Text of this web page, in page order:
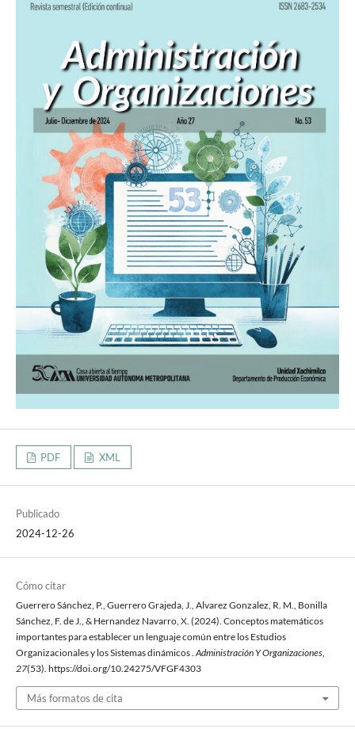
PDF XML
Publicado
2024-12-26
Cómo citar
Guerrero Sánchez, P., Guerrero Grajeda, J., Alvarez Gonzalez, R. M., Bonilla
Sánchez, F. de J., & Hernandez Navarro, X. (2024). Conceptos matemáticos
importantes para establecer un lenguaje común entre los Estudios
Organizacionales y los Sistemas dinámicos . Administración Y Organizaciones
27(53). https://doi.org/10.24275/VFGF4303
Más formatos de cita